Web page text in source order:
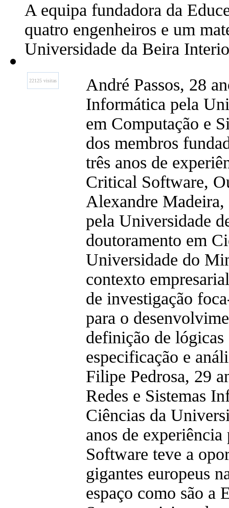
A equipa fundadora da
quatro engenheiros e um
Universidade da Beira
22125 visitas
André Passos, 28
Informática pela
em Computação e
dos membros
três anos de
Critical Software,
Alexandre Madeira,
pela Universidade
doutoramento em
Universidade do
contexto
de investigação
para o
definição de lógicas
especificação e
Filipe Pedrosa, 29
Redes e Sistemas
Ciências da
anos de
Software teve a
gigantes europeus
espaço como são a